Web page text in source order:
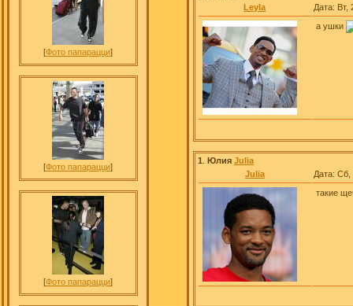
[Фото папарацци]
[Фото папарацци]
[Фото папарацци]
Leyla
Дата: Вт,
а ушки
1 Юлия Julia
Julia
Дата: Сб,
такие